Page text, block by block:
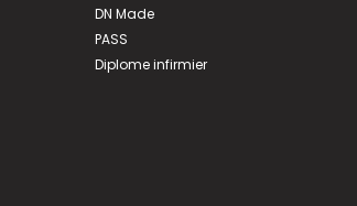
DN Made
PASS
Diplome infirmier